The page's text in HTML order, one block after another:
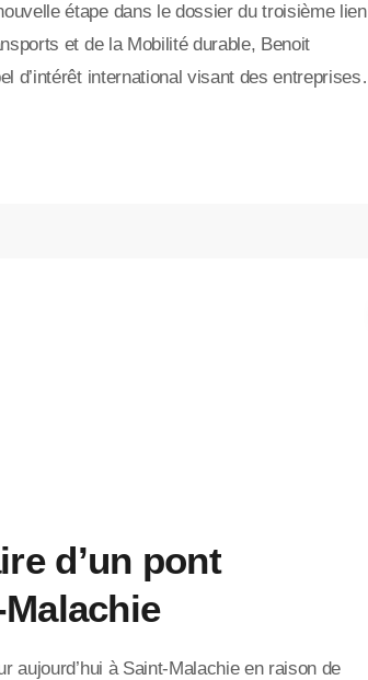
étape dans le dossier du troisième lien
et de la Mobilité durable, Benoit
d’intérêt international visant des entreprises
Cette démarche vise la
d’un pont
aujourd’hui à Saint-Malachie en raison de